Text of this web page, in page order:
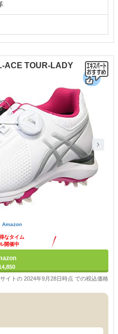
ACE TOUR-LADY
Amazon
なタイム
開催中
イトの 2024年9月28日時点 での税込価格